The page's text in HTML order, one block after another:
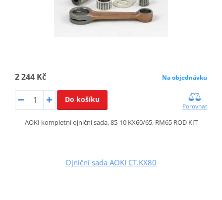
2 244 Kč Na objednávku
Do košíku
Porovnat
AOKI kompletní ojniční sada, 85-10 KX60/65, RM65 ROD KIT
Ojniční sada AOKI CT.KX80